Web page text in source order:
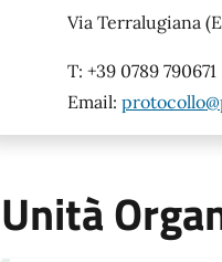
Via Terralugiana
T: +39 0789 790671
Email:
Unità